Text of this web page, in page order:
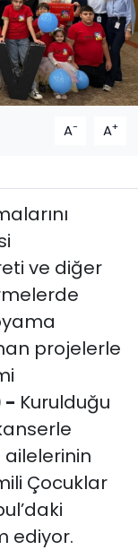
A- A+
ve diğer
projelerle
- Kurulduğu
Çocuklar
ediyor.